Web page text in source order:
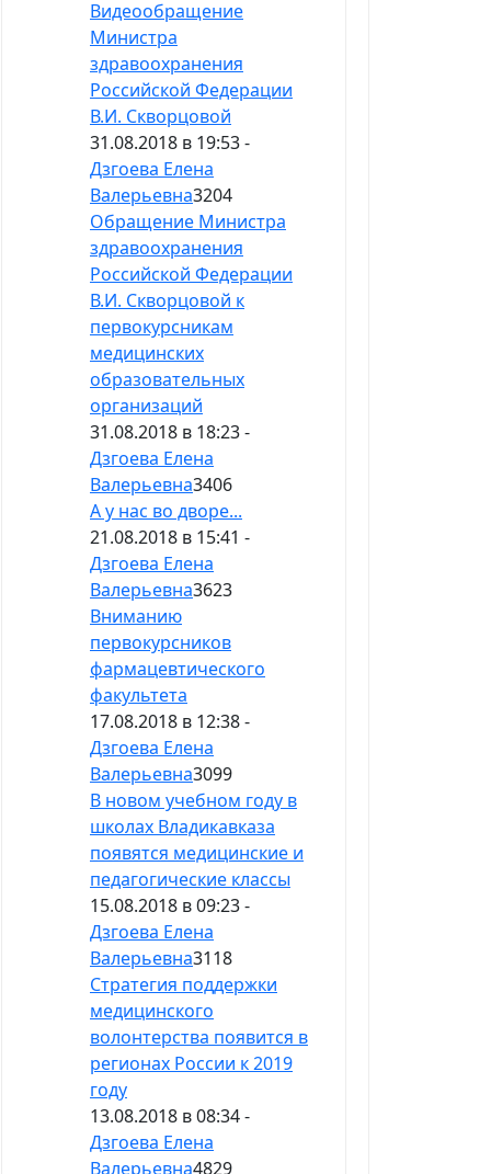
Видеообращение
Министра
здравоохранения
Российской Федерации
В.И. Скворцовой
31.08.2018 в 19:53 -
Дзгоева Елена
Валерьевна3204
Обращение Министра
здравоохранения
Российской Федерации
В.И. Скворцовой к
первокурсникам
медицинских
образовательных
организаций
31.08.2018 в 18:23 -
Дзгоева Елена
Валерьевна3406
А у нас во дворе...
21.08.2018 в 15:41 -
Дзгоева Елена
Валерьевна3623
Вниманию
первокурсников
фармацевтического
факультета
17.08.2018 в 12:38 -
Дзгоева Елена
Валерьевна3099
В новом учебном году в
школах Владикавказа
появятся медицинские и
педагогические классы
15.08.2018 в 09:23 -
Дзгоева Елена
Валерьевна3118
Стратегия поддержки
медицинского
волонтерства появится в
регионах России к 2019
году
13.08.2018 в 08:34 -
Дзгоева Елена
Валерьевна4829